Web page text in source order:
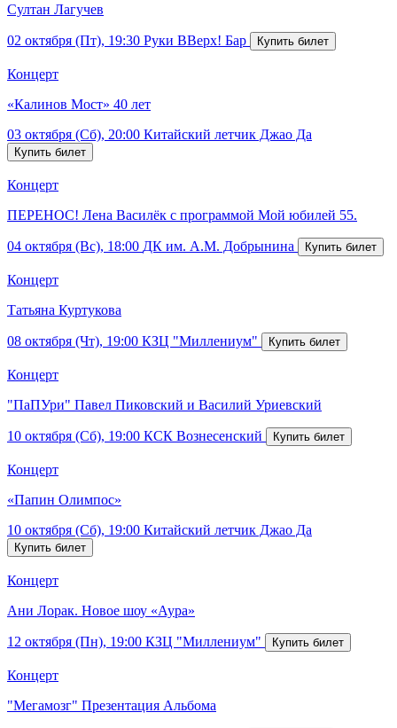
Султан Лагучев
02 октября (Пт), 19:30 Руки ВВерх! Бар
Концерт
«Калинов Мост» 40 лет
03 октября (Сб), 20:00 Китайский летчик Джао Да
Концерт
ПЕРЕНОС! Лена Василёк с программой Мой юбилей 55.
04 октября (Вс), 18:00 ДК им. А.М. Добрынина
Концерт
Татьяна Куртукова
08 октября (Чт), 19:00 КЗЦ "Миллениум"
Концерт
"ПаПУри" Павел Пиковский и Василий Уриевский
10 октября (Сб), 19:00 КСК Вознесенский
Концерт
«Папин Олимпос»
10 октября (Сб), 19:00 Китайский летчик Джао Да
Концерт
Ани Лорак. Новое шоу «Аура»
12 октября (Пн), 19:00 КЗЦ "Миллениум"
Концерт
"Мегамозг" Презентация Альбома